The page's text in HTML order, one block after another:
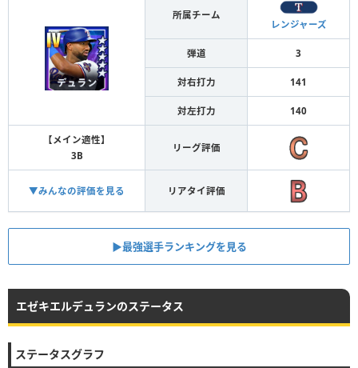
所属チーム
レンジャーズ
弾道 3
対右打力 141
対左打力 140
【メイン適性】
3B
リーグ評価
▼みんなの評価を見る リアタイ評価
▶︎最強選手ランキングを見る
エゼキエルデュランのステータス
ステータスグラフ